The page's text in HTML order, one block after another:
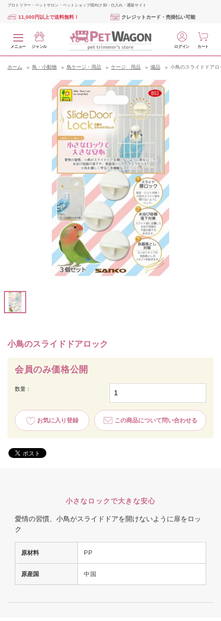
プロトリマー・ペットサロン・ペットショップ様向け 卸・仕入れ・通販サイト
11,000円以上で送料無料！ クレジットカード・売掛払い可能
メニュー ジャンル ログイン カート
ホーム 鳥・小動物 鳥ケージ・用品 ケージ 用品 備品 小鳥のスライドドアロ
小鳥のスライドドアロック
会員のみ価格公開
数量：
お気に入り登録 この商品について問い合わせる
小さなロックで大きな安心
愛情の習慣、小鳥がスライドドアを開けないように扉をロッ
ク
原材料 PP
原産国 中国